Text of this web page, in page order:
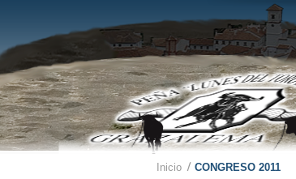
Inicio CONGRESO 2011